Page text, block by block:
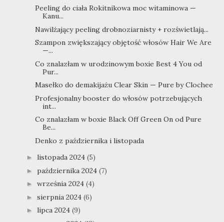
Peeling do ciała Rokitnikowa moc witaminowa —
Kanu...
Nawilżający peeling drobnoziarnisty + rozświetlają...
Szampon zwiększający objętość włosów Hair We Are
—...
Co znalazłam w urodzinowym boxie Best 4 You od
Pur...
Masełko do demakijażu Clear Skin — Pure by Clochee
Profesjonalny booster do włosów potrzebujących
int...
Co znalazłam w boxie Black Off Green On od Pure
Be...
Denko z października i listopada
► listopada 2024 (5)
► października 2024 (7)
► września 2024 (4)
► sierpnia 2024 (6)
► lipca 2024 (9)